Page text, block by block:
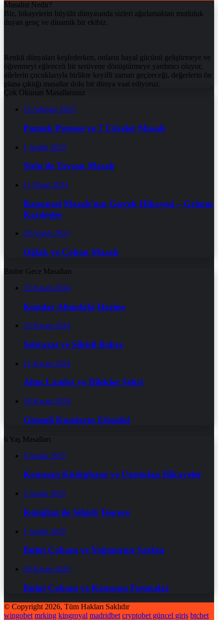
Masalist Nedir?
Biz, hikayelerin büyülü dünyasında sizleri ağırlamaktan mutluluk
duyan genç ve dinamik bir ekibiz.
Renkli dünyaları keşfederken, onların hayal gücünü geliştirmeye ve
öğrenmeyi eğlenceli bir serüvene dönüştürmeye yardımcı oluyor,
ailelerin çocuklarıyla birlikte keyifli zaman geçireceği, değerlerin ön
plana çıktığı masallar dolu bir dünya vaat ediyoruz.
Çok Okunan Masallarımız
15 Ağustos 2023
Pamuk Prenses ve 7 Cüceler Masalı
1 Aralık 2023
Şirin ile Tavşan Masalı
11 Nisan 2023
Rapunzel Masalı’nın Gerçek Hikayesi – Grimm
Kardeşler
29 Aralık 2023
Oğlak ve Çoban Masalı
Binbir Gece Masalları
25 Kasım 2024
Kumlar Altındaki Hazine
23 Kasım 2024
Şehrazat ve Sihirli Bahçe
21 Kasım 2024
Altın Lamba ve Dilekler Şehri
18 Kasım 2024
Gizemli Kumların Efendisi
6 Yaş Masalları
6 Aralık 2025
Konuşan Kütüphane ve Unutulan Hikayeler
2 Aralık 2025
Keloğlan ile Sihirli Tencere
1 Aralık 2025
Bulut Çobanı ve Yağmurun Şarkısı
28 Kasım 2025
Bulut Çobanı ve Konuşan Fırtınalar
© Copyright 2026, Tüm Hakları Saklıdır
wingobet mrking kingroyal madridbet cryptobet güncel giriş btcbet